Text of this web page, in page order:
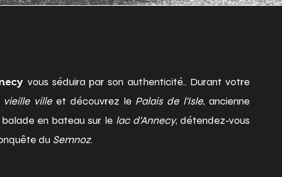
vous séduira par son authenticité.. Durant votre
vieille villeet découvrez le Palais de l'Isle, ancienne
en bateau sur le lac d'Annecy, détendez-vous
du Semnoz.